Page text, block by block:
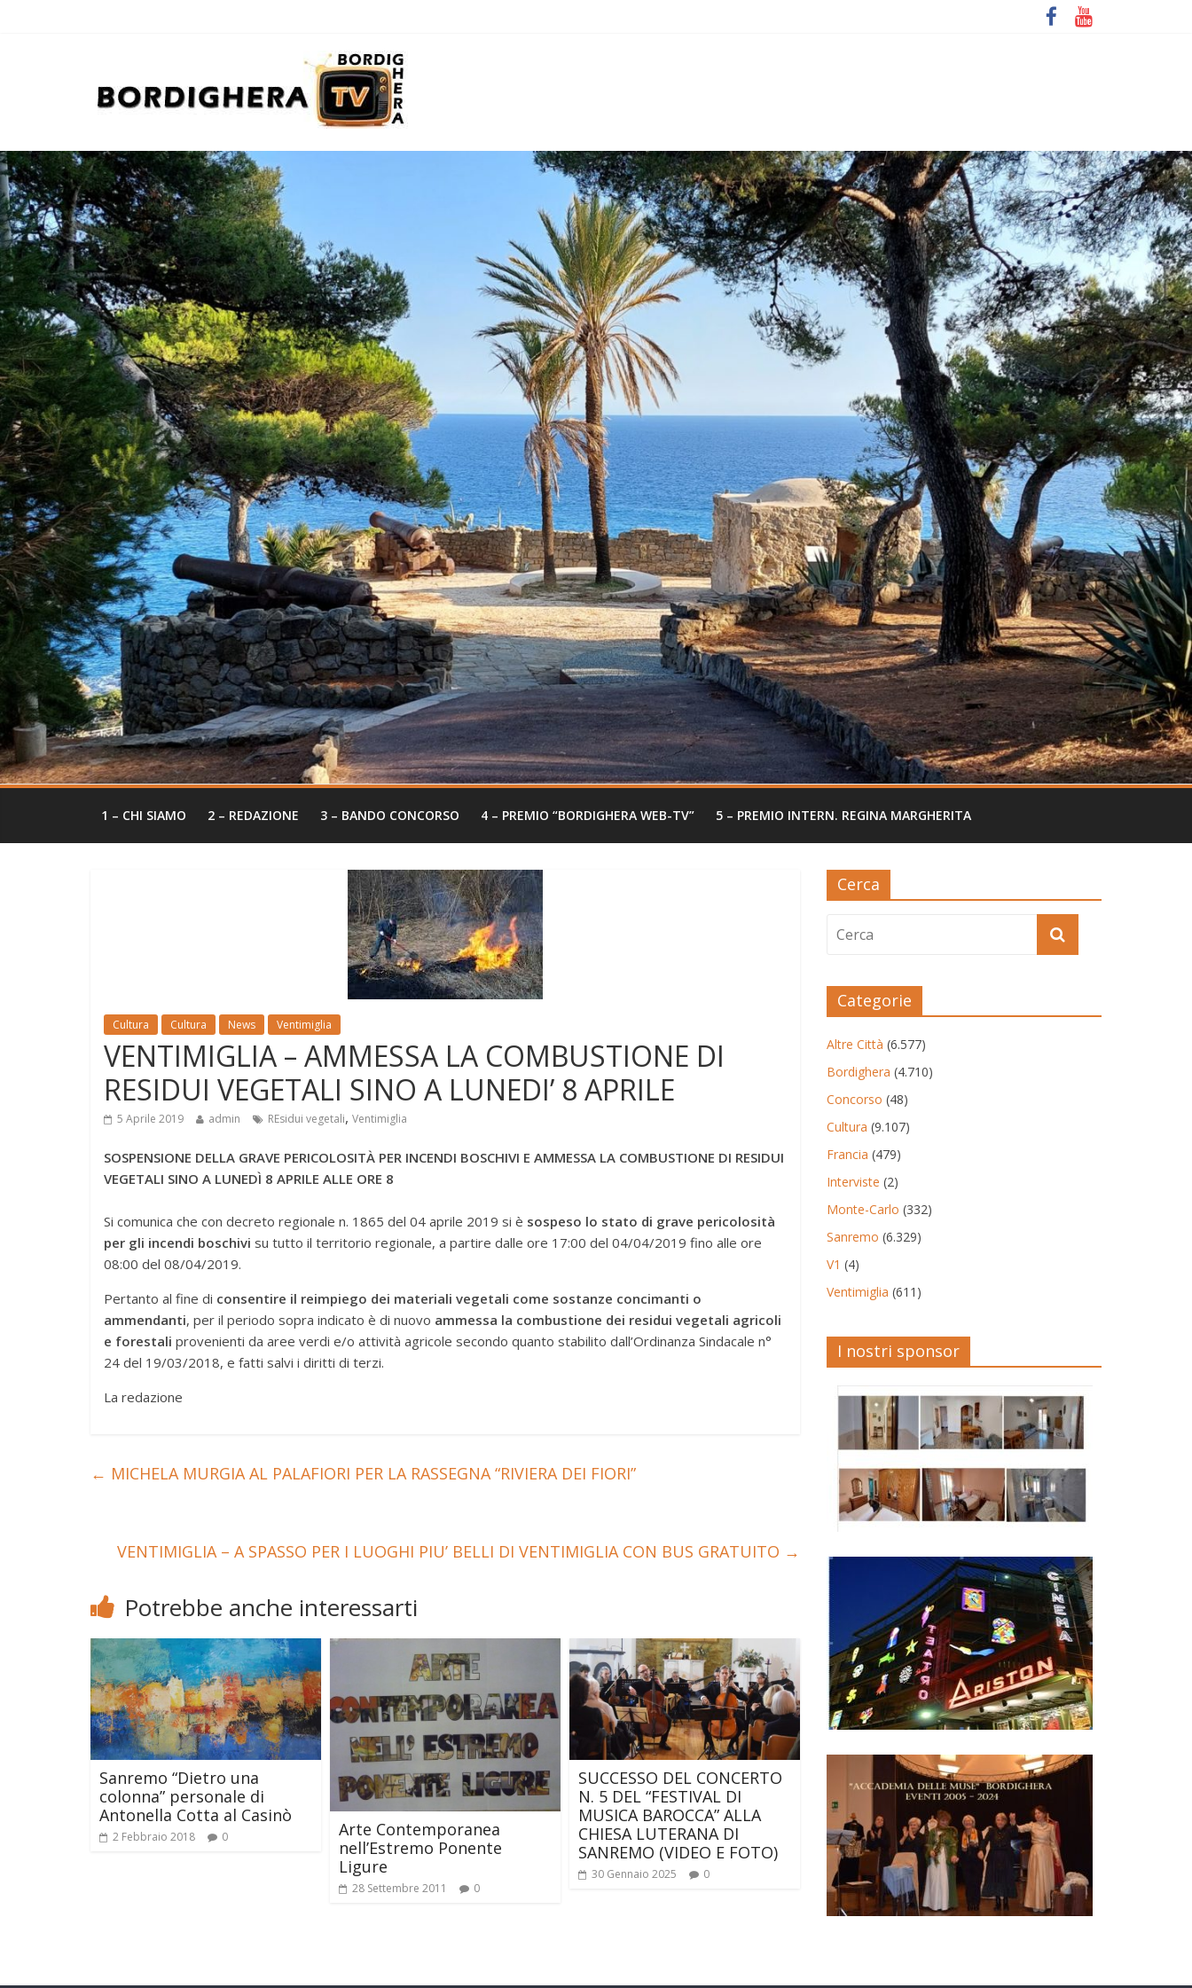
1 – CHI SIAMO 2 – REDAZIONE 3 – BANDO CONCORSO 4 – PREMIO “BORDIGHERA WEB-TV” 5 – PREMIO INTERN. REGINA MARGHERITA
Cultura Cultura News Ventimiglia
VENTIMIGLIA – AMMESSA LA COMBUSTIONE DI
RESIDUI VEGETALI SINO A LUNEDI’ 8 APRILE
5 Aprile 2019 admin REsidui vegetali, Ventimiglia
SOSPENSIONE DELLA GRAVE PERICOLOSITÀ PER INCENDI BOSCHIVI E AMMESSA LA COMBUSTIONE DI RESIDUI
VEGETALI SINO A LUNEDÌ 8 APRILE ALLE ORE 8
Si comunica che con decreto regionale n. 1865 del 04 aprile 2019 si è sospeso lo stato di grave pericolosità
per gli incendi boschivi su tutto il territorio regionale, a partire dalle ore 17:00 del 04/04/2019 fino alle ore
08:00 del 08/04/2019.
Pertanto al fine di consentire il reimpiego dei materiali vegetali come sostanze concimanti o
ammendanti, per il periodo sopra indicato è di nuovo ammessa la combustione dei residui vegetali agricoli
e forestali provenienti da aree verdi e/o attività agricole secondo quanto stabilito dall’Ordinanza Sindacale n°
24 del 19/03/2018, e fatti salvi i diritti di terzi.
La redazione
← MICHELA MURGIA AL PALAFIORI PER LA RASSEGNA “RIVIERA DEI FIORI”
VENTIMIGLIA – A SPASSO PER I LUOGHI PIU’ BELLI DI VENTIMIGLIA CON BUS GRATUITO →
Potrebbe anche interessarti
Sanremo “Dietro una
colonna” personale di
Antonella Cotta al Casinò
2 Febbraio 2018 0
Arte Contemporanea
nell’Estremo Ponente
Ligure
28 Settembre 2011 0
SUCCESSO DEL CONCERTO
N. 5 DEL “FESTIVAL DI
MUSICA BAROCCA” ALLA
CHIESA LUTERANA DI
SANREMO (VIDEO E FOTO)
30 Gennaio 2025 0
Cerca
Categorie
Altre Città (6.577)
Bordighera (4.710)
Concorso (48)
Cultura (9.107)
Francia (479)
Interviste (2)
Monte-Carlo (332)
Sanremo (6.329)
V1 (4)
Ventimiglia (611)
I nostri sponsor